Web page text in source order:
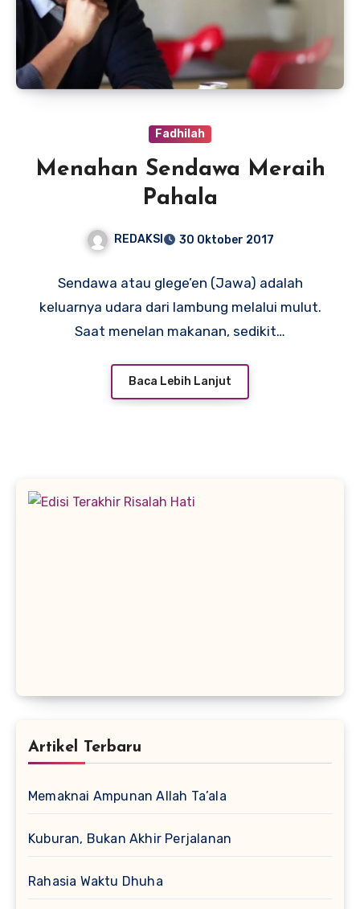
Fadhilah
Menahan Sendawa Meraih
Pahala
REDAKSI 30 Oktober 2017
Sendawa atau glege’en (Jawa) adalah
keluarnya udara dari lambung melalui mulut.
Saat menelan makanan, sedikit…
Baca Lebih Lanjut
Artikel Terbaru
Memaknai Ampunan Allah Ta’ala
Kuburan, Bukan Akhir Perjalanan
Rahasia Waktu Dhuha